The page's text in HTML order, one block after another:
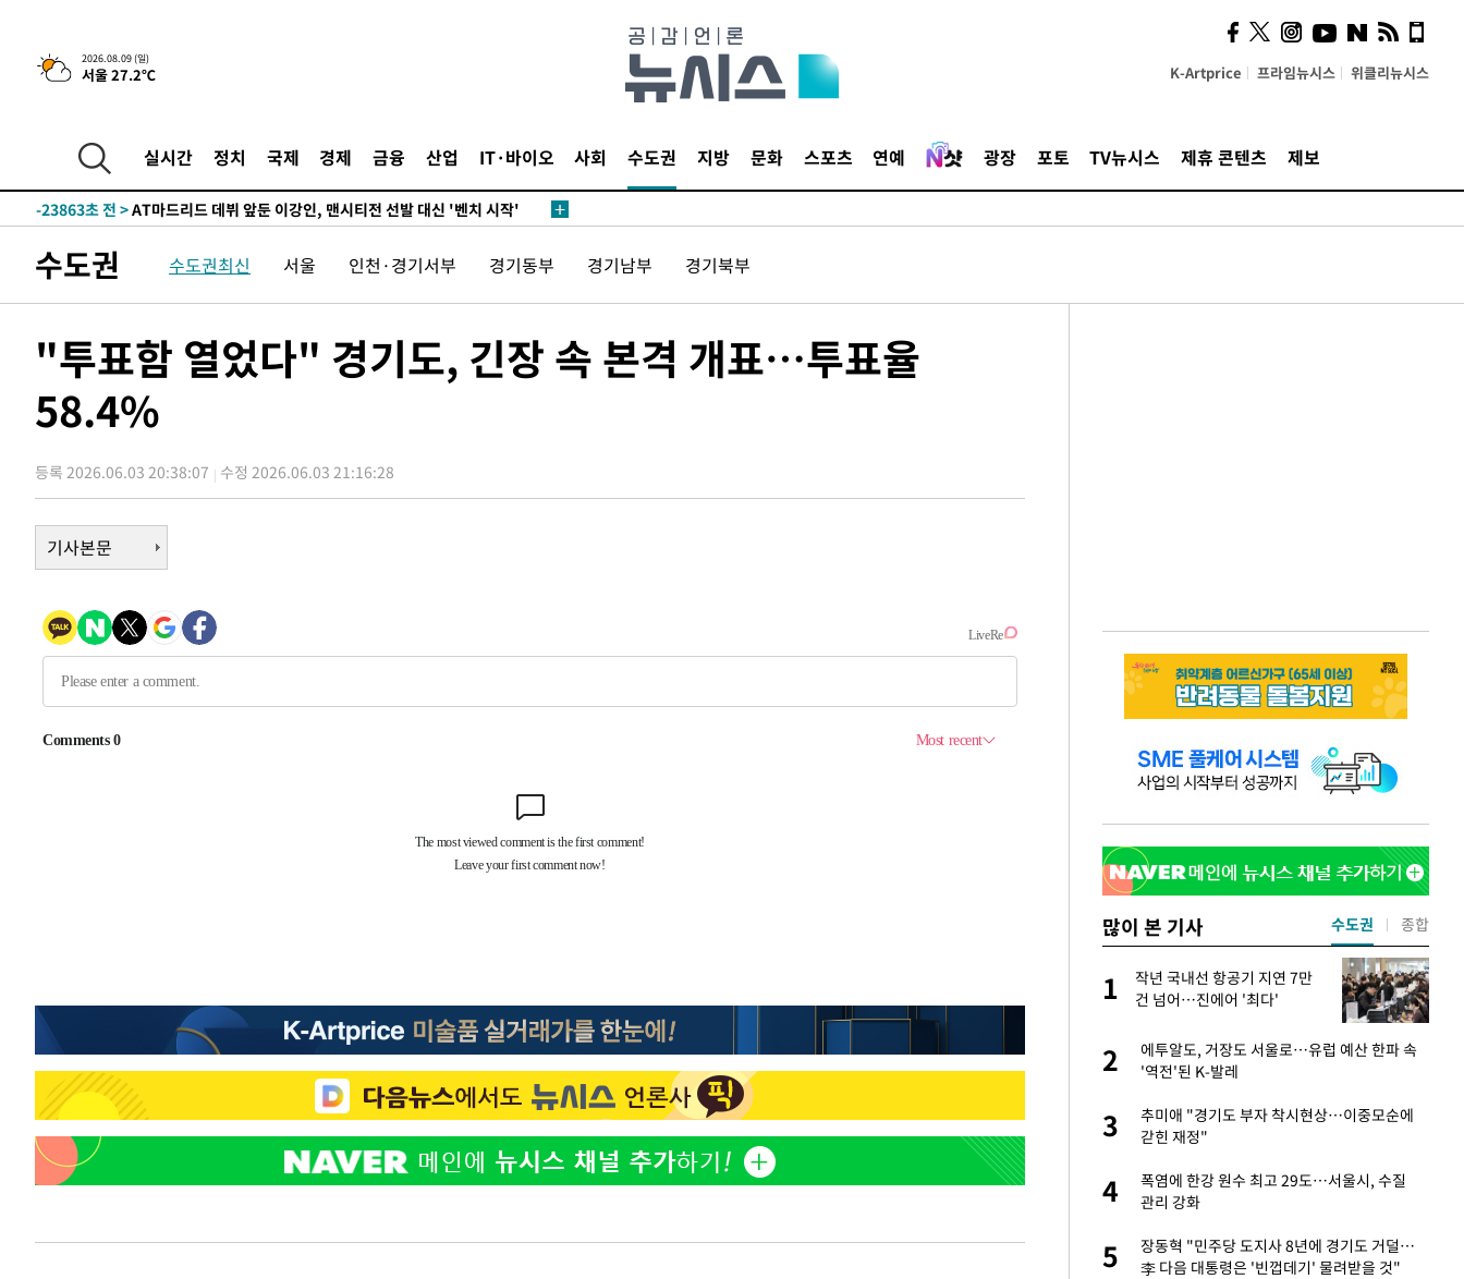
2026.08.09 (일)
서울 27.2℃ K-Artprice 프라임뉴시스 위클리뉴시스
실시간 정치 국제 경제 금융 산업 IT·바이오 사회 수도권 지방 문화 스포츠 연예 광장 포토 TV뉴시스 제휴 콘텐츠 제보
4시간 전 >이군이 불법 군시설 건설한 레바논 남부에서 레바논군 3명 폭발로 부상
-27521초 전 >
이강인 ATM 입단식에 '상암벌 들썩'…"세계적인 선수 되길"
-26517초 전 >
-23863초 전 >AT마드리드 데뷔 앞둔 이강인, 맨시티전 선발 대신 '벤치 시작'
44.40%
-21827초 전 >
與 강원·TK 당원투표 합산 김민석 46.01%로 승리…정청래
-21667초 전 >[속보]與전대 권리당원투표…강원·경북 김민석, 대구 정청래 승리
45.71%
-21376초 전 >[속보]與 당대표 경선, 대구 권리당원 투표 정청래 47.82%·김민석
-21173초 전 >[속보]與 당대표 경선, 강원 권리당원 투표 김민석 승리…50.30%
득표
-19091초 전 >"일본축구협회, 대한축구협회 성 접대 의혹 심판 조사"
정상
-7098초 전 >"얼마나 더웠으면"…안동 물길공원서 헤엄친 구렁이 '소동'
-6297초 전 >
'2경기 연속 침묵' 손흥민, 톨루카전 68분만 뛰고 슈팅 0개
-5049초 전 >이강인, 오늘 서울서 AT마드리드 입단식…'전례 없는 특급대우'
2시간 전 > '여긴 20도, 저긴 50도'…열화상 카메라로 본 폭염 저감시설 '온도차'
2시간 전 >콜롬비아 신임 우파 대통령 취임 하루만에 차량폭탄 폭발 사건
AT마드리드 데뷔 앞둔 이강인, 맨시티전 선발 대신 '벤치 시작'
[속보]與 강원·TK 당원투표 합산 김민석 48.54%로 승리…정청래
-21173초 전 >[속보]與 당대표 경선, 강원 권리당원 투표 김민석 승리…50.30%
득표
-19091초 전 >
"일본축구협회, 대한축구협회 성 접대 의혹 심판 조사"
정상
-7098초 전 >"얼마나 더웠으면"…안동 물길공원서 헤엄친 구렁이 '소동'
-7025초 전 >손흥민, 68분 뛰고 2경기 침묵…LAFC, 톨루카에 1-0 승리(종합)
-6297초 전 >
'2경기 연속 침묵' 손흥민, 톨루카전 68분만 뛰고 슈팅 0개
-5049초 전 >이강인, 오늘 서울서 AT마드리드 입단식…'전례 없는 특급대우'
2시간 전 >콜롬비아 신임 우파 대통령 취임 하루만에 차량폭탄 폭발 사건
수도권 수도권최신 서울 인천·경기서부 경기동부 경기남부 경기북부
"투표함 열었다" 경기도, 긴장 속 본격 개표…투표율
58.4%
등록 2026.06.03 20:38:07 수정 2026.06.03 21:16:28
기사본문
많이 본 기사
2
LAFC 손흥민, 리그스컵 톨루카전 선발 출
격…득점포 재가동 도전
3
이강인, 오늘 서울서 AT마드리드 입단
식…'전례 없는 특급대우'
4
제니, 동거 여부 물음에 "여기까지만 하자"
5
'여긴 20도, 저긴 50도'…열화상 카메라로 본
1
작년 국내선 항공기 지연 7만
건 넘어…진에어 '최다'
2
에투알도, 거장도 서울로…유럽 예산 한파 속
'역전'된 K-발레
3
추미애 "경기도 부자 착시현상…이중모순에
갇힌 재정"
4
폭염에 한강 원수 최고 29도…서울시, 수질
관리 강화
5
장동혁 "민주당 도지사 8년에 경기도 거덜…
李 다음 대통령은 '빈껍데기' 물려받을 것"
수도권 종합